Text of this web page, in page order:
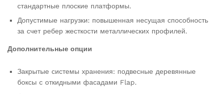
стандартные плоские платформы.
Допустимые нагрузки: повышенная несущая способность
за счет ребер жесткости металлических профилей.
Дополнительные опции
Закрытые системы хранения: подвесные деревянные
боксы с откидными фасадами Flap.